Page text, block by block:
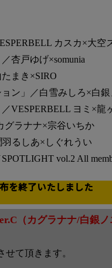
カスカ×大空
杏戸ゆげ×somunia
まき×SIRO
ン」／白雪みしろ×白
VESPERBELL ヨミ×龍
グラナナ×宗谷いちか
羽るしあ×しぐれうい
vol.2 All
を終了いたしました
（カグラナナ/白銀
て頂きます。